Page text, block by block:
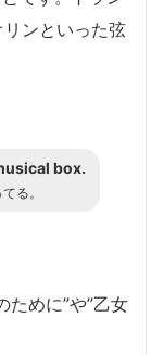
ンといった弦
box.
る。
ために”や”乙女